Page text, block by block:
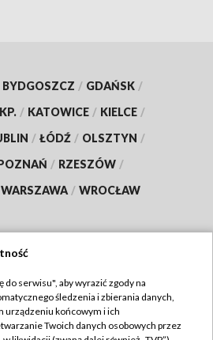
BYDGOSZCZ / GDAŃSK /
/ KATOWICE / KIELCE /
/ ŁÓDŹ / OLSZTYN /
/ RZESZÓW /
WARSZAWA / WROCŁAW
TVP
Regulamin TVP
serwisu", aby wyrazić zgody na
śledzenia i zbierania danych,
urządzeniu końcowym i ich
Twoich danych osobowych przez